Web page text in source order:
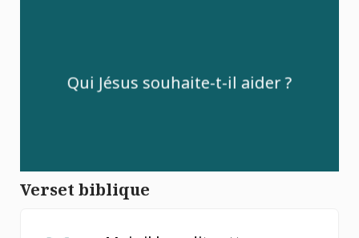
Qui Jésus souhaite-t-il aider ?
Verset biblique